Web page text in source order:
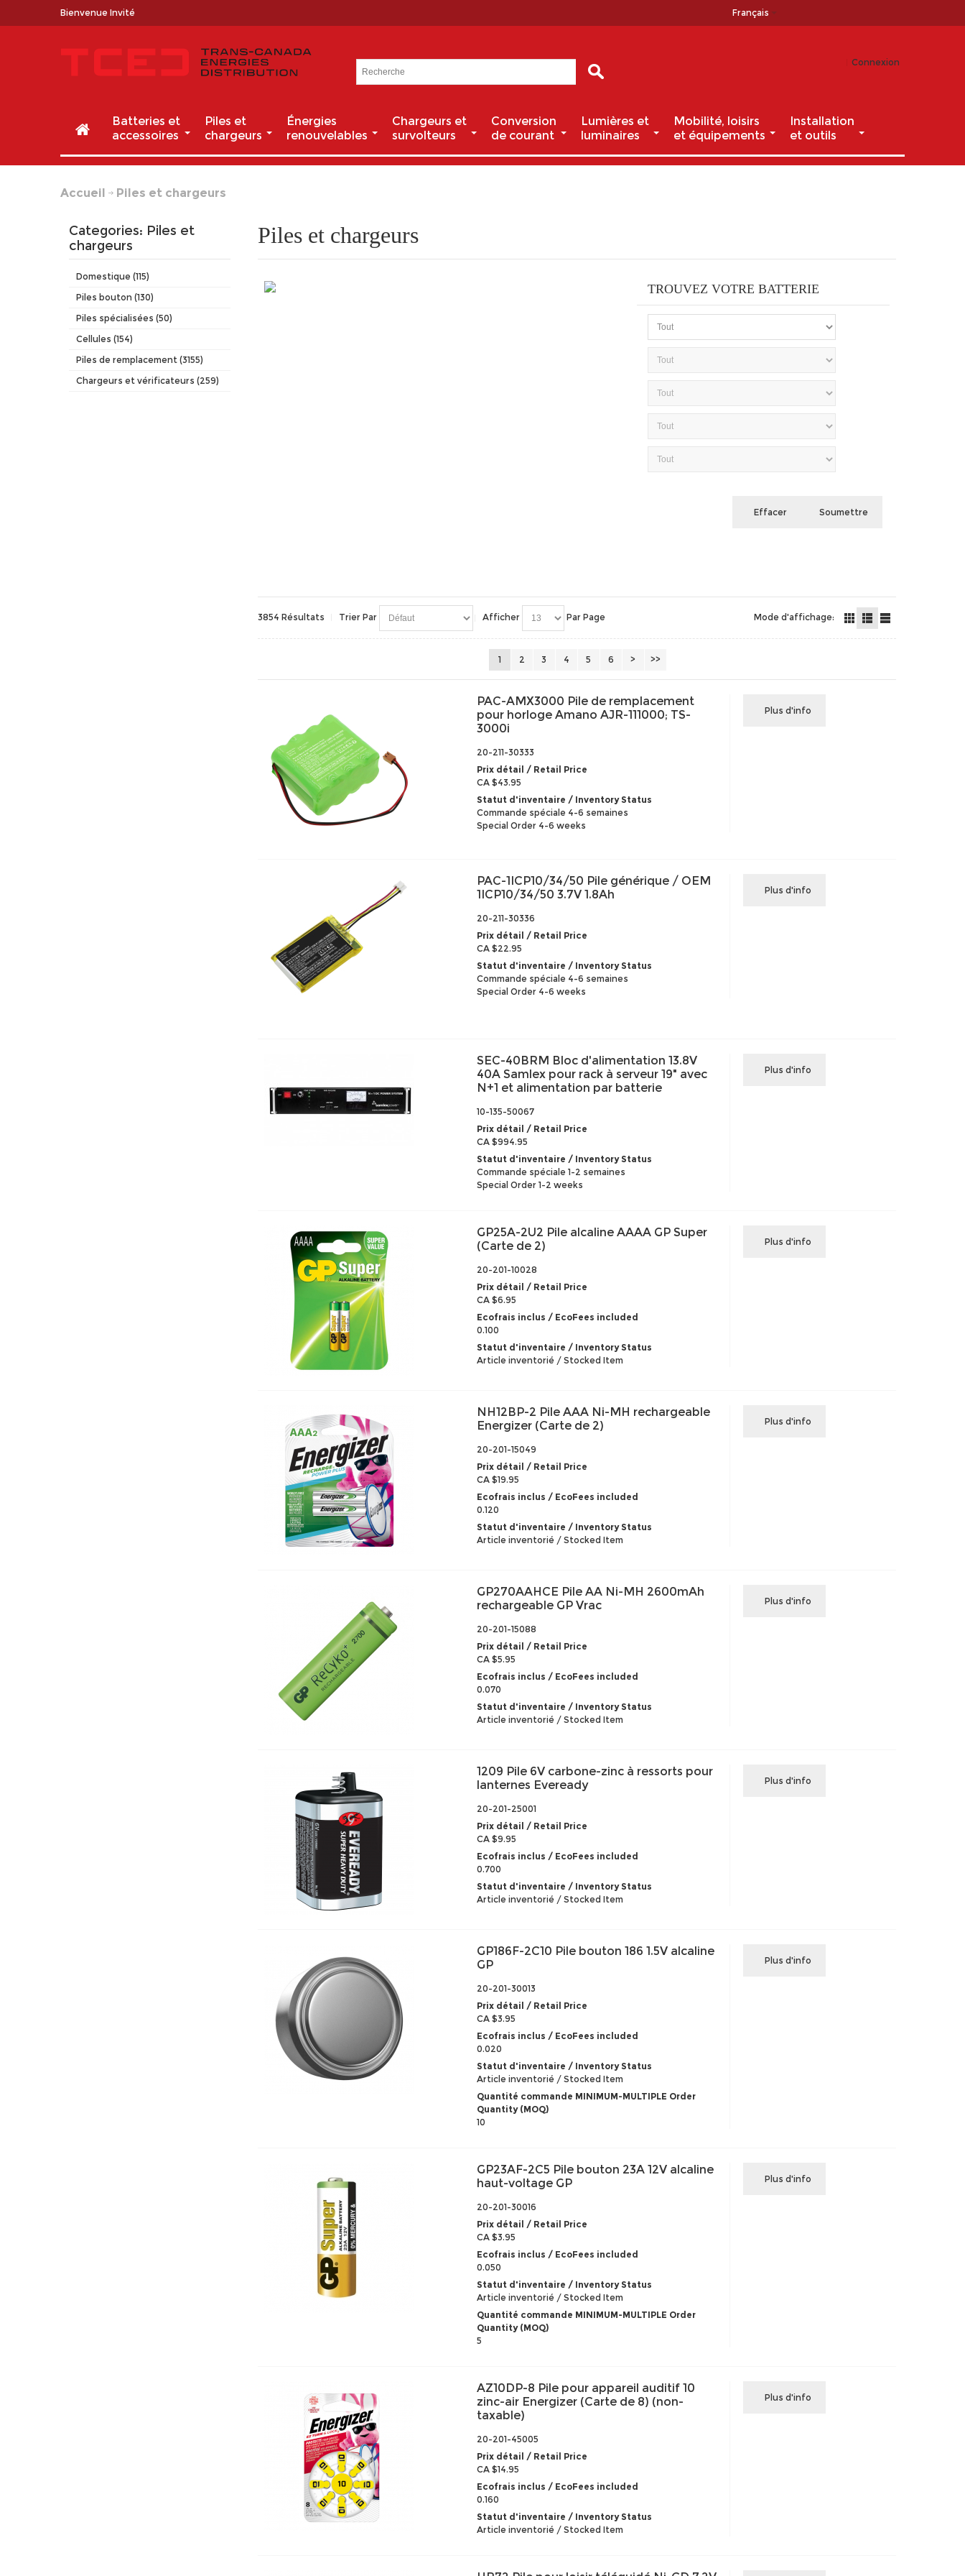
Bienvenue Invité Français
Connexion
Batteries et
accessoires
Piles et
chargeurs
Énergies
renouvelables
Chargeurs et
survolteurs
Conversion
de courant
Lumières et
luminaires
Mobilité, loisirs
et équipements
Installation
et outils
Accueil Piles et chargeurs
Categories: Piles et
chargeurs
Domestique (115)
Piles bouton (130)
Piles spécialisées (50)
Cellules (154)
Piles de remplacement (3155)
Chargeurs et vérificateurs (259)
Piles et chargeurs
TROUVEZ VOTRE BATTERIE
Soumettre
Effacer
3854 Résultats Trier Par Afficher Par Page Mode d'affichage:
1 2 3 4 5 6 > >>
PAC-AMX3000 Pile de remplacement
pour horloge Amano AJR-111000; TS-
3000i
20-211-30333
Prix détail / Retail Price
CA $43.95
Statut d'inventaire / Inventory Status
Commande spéciale 4-6 semaines
Special Order 4-6 weeks
Plus d'info
PAC-1ICP10/34/50 Pile générique / OEM
1ICP10/34/50 3.7V 1.8Ah
20-211-30336
Prix détail / Retail Price
CA $22.95
Statut d'inventaire / Inventory Status
Commande spéciale 4-6 semaines
Special Order 4-6 weeks
Plus d'info
SEC-40BRM Bloc d'alimentation 13.8V
40A Samlex pour rack à serveur 19" avec
N+1 et alimentation par batterie
10-135-50067
Prix détail / Retail Price
CA $994.95
Statut d'inventaire / Inventory Status
Commande spéciale 1-2 semaines
Special Order 1-2 weeks
Plus d'info
GP25A-2U2 Pile alcaline AAAA GP Super
(Carte de 2)
20-201-10028
Prix détail / Retail Price
CA $6.95
Ecofrais inclus / EcoFees included
0.100
Statut d'inventaire / Inventory Status
Article inventorié / Stocked Item
Plus d'info
NH12BP-2 Pile AAA Ni-MH rechargeable
Energizer (Carte de 2)
20-201-15049
Prix détail / Retail Price
CA $19.95
Ecofrais inclus / EcoFees included
0.120
Statut d'inventaire / Inventory Status
Article inventorié / Stocked Item
Plus d'info
GP270AAHCE Pile AA Ni-MH 2600mAh
rechargeable GP Vrac
20-201-15088
Prix détail / Retail Price
CA $5.95
Ecofrais inclus / EcoFees included
0.070
Statut d'inventaire / Inventory Status
Article inventorié / Stocked Item
Plus d'info
1209 Pile 6V carbone-zinc à ressorts pour
lanternes Eveready
20-201-25001
Prix détail / Retail Price
CA $9.95
Ecofrais inclus / EcoFees included
0.700
Statut d'inventaire / Inventory Status
Article inventorié / Stocked Item
Plus d'info
GP186F-2C10 Pile bouton 186 1.5V alcaline
GP
20-201-30013
Prix détail / Retail Price
CA $3.95
Ecofrais inclus / EcoFees included
0.020
Statut d'inventaire / Inventory Status
Article inventorié / Stocked Item
Quantité commande MINIMUM-MULTIPLE Order
Quantity (MOQ)
10
Plus d'info
GP23AF-2C5 Pile bouton 23A 12V alcaline
haut-voltage GP
20-201-30016
Prix détail / Retail Price
CA $3.95
Ecofrais inclus / EcoFees included
0.050
Statut d'inventaire / Inventory Status
Article inventorié / Stocked Item
Quantité commande MINIMUM-MULTIPLE Order
Quantity (MOQ)
5
Plus d'info
AZ10DP-8 Pile pour appareil auditif 10
zinc-air Energizer (Carte de 8) (non-
taxable)
20-201-45005
Prix détail / Retail Price
CA $14.95
Ecofrais inclus / EcoFees included
0.160
Statut d'inventaire / Inventory Status
Article inventorié / Stocked Item
Plus d'info